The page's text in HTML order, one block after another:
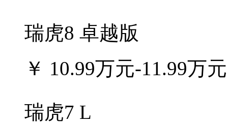
瑞虎8 卓越版
￥ 10.99万元-11.99万元
瑞虎7 L